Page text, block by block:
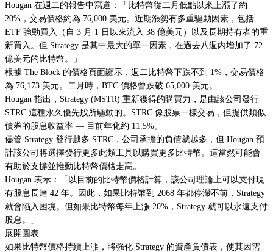
Hougan 在週二的報告中寫道：「比特幣從二月低點以來上漲了約
20%，交易價格約為 76,000 美元。近期漲勢有多重驅動因素，包括
ETF 強勁買入（自 3 月 1 日以來流入 38 億美元）以及長期持有者的重
新買入。但 Strategy 是其中最大的單一因素，在過去八週內增加了 72
億美元的比特幣。」
根據 The Block 的價格頁面顯示，週二比特幣下跌不到 1%，交易價格
為 76,173 美元。二月時，BTC 價格曾跌破 65,000 美元。
Hougan 指出，Strategy (MSTR) 重新獲得的購買力，是由該公司發行
STRC 這種永久優先股所驅動的。STRC 像股票一樣交易，但提供類似
債券的股息收益率 — 目前年化約 11.5%。
儘管 Strategy 發行越多 STRC，公司承擔的負債就越多，但 Hougan 預
計該公司將選擇發行更多此類工具以購買更多比特幣。這當然可能會
有助於支撐並推動比特幣價格走高。
Hougan 表示：「以目前的比特幣價格計算，該公司理論上可以支付現
有股息長達 42 年。因此，如果比特幣到 2068 年都停滯不前，Strategy
就會陷入困境。但如果比特幣每年上漲 20%，Strategy 就可以永遠支付
股息。」
展開圖表
如果比特幣價格持續上漲，將強化 Strategy 的資產負債表，使其因需